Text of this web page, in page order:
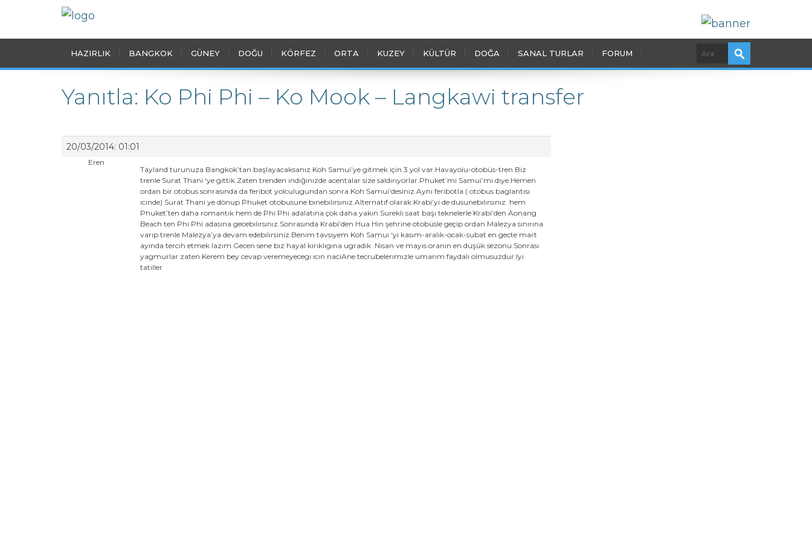
HAZIRLIK BANGKOK GÜNEY DOĞU KÖRFEZ ORTA KUZEY KÜLTÜR DOĞA SANAL TURLAR FORUM
Yanıtla: Ko Phi Phi – Ko Mook – Langkawi transfer
20/03/2014: 01:01
Eren
Tayland turunuza Bangkok’tan başlayacaksanız Koh Samui’ye gitmek için 3 yol var.Havayolu-otobüs-tren.Biz
trenle Surat Thani ‘ye gittik.Zaten trenden indiğinizde acentalar size saldırıyorlar.Phuket’mi Samui’mi dıye.Hemen
ordan bir otobus sonrasında da feribot yolculugundan sonra Koh Samui’desiniz.Aynı feribotla ( otobus baglantısı
ıcınde) Surat Thani ye dönup Phuket otobusune bınebılırsınız.Alternatıf olarak Krabi’yi de dusunebılırsınız. hem
Phuket’ten daha romantık hem de Phi Phi adalatına çok daha yakın.Sureklı saat başı teknelerle Krabi’den Aonang
Beach ten Phi Phi adasına gecebılırsınız.Sonrasında Krabi’den Hua Hin şehrine otobüsle geçip ordan Malezya sınırına
varıp trenle Malezya’ya devam edebilirsiniz.Benim tavsıyem Koh Samui ‘yi kasım-aralık-ocak-subat en gecte mart
ayında tercıh etmek lazım.Gecen sene bız hayal kırıklıgına ugradık .Nisan ve mayıs oranın en düşük sezonu.Sonrası
yagmurlar zaten.Kerem bey cevap veremeyecegı ıcın naciAne tecrubelerımızle umarım faydalı olmusuzdur.Iyı
tatıller